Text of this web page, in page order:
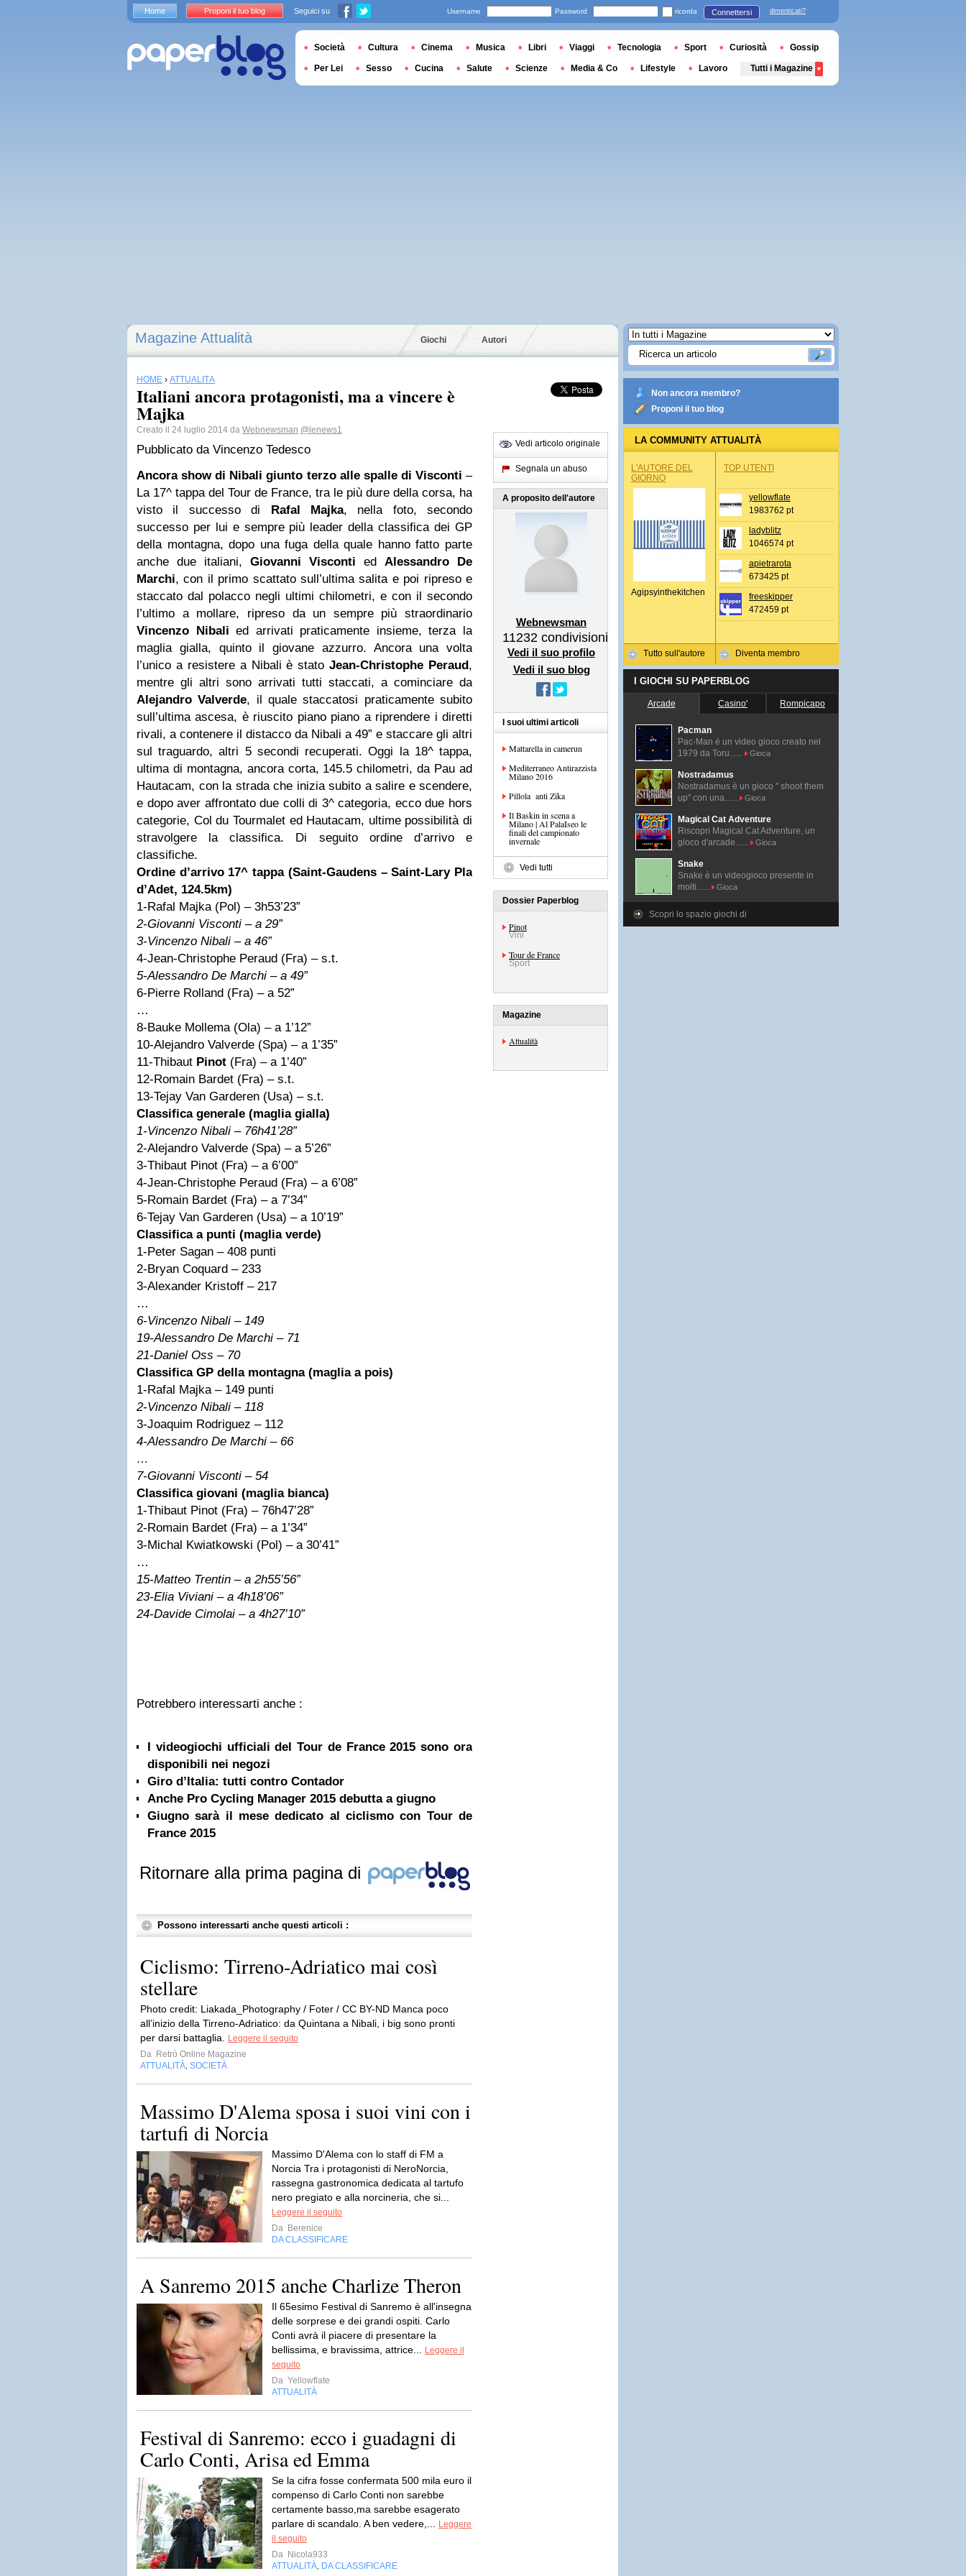
Magazine Attualità Giochi Autori
HOME › ATTUALITÀ
Italiani ancora protagonisti, ma a vincere è
Majka
Creato il 24 luglio 2014 da Webnewsman @lenews1
Pubblicato da Vincenzo Tedesco
Ancora show di Nibali giunto terzo alle spalle di Visconti –
La 17^ tappa del Tour de France, tra le più dure della corsa, ha
visto il successo di Rafal Majka, nella foto, secondo
successo per lui e sempre più leader della classifica dei GP
della montagna, dopo una fuga della quale hanno fatto parte
anche due italiani, Giovanni Visconti ed Alessandro De
Marchi, con il primo scattato sull’ultima salita e poi ripreso e
staccato dal polacco negli ultimi chilometri, e con il secondo
l’ultimo a mollare, ripreso da un sempre più straordinario
Vincenzo Nibali ed arrivati praticamente insieme, terza la
maglia gialla, quinto il giovane azzurro. Ancora una volta
l’unico a resistere a Nibali è statoJean-Christophe Peraud,
mentre gli altri sono arrivati tutti staccati, a cominciare da
Alejandro Valverde, il quale staccatosi praticamente subito
sull’ultima ascesa, è riuscito piano piano a riprendere i diretti
rivali, a contenere il distacco da Nibali a 49” e staccare gli altri
sul traguardo, altri 5 secondi recuperati. Oggi la 18^ tappa,
ultima di montagna, ancora corta, 145.5 chilometri, da Pau ad
Hautacam, con la strada che inizia subito a salire e scendere,
e dopo aver affrontato due colli di 3^ categoria, ecco due hors
categorie, Col du Tourmalet ed Hautacam, ultime possibilità di
stravolgere la classifica. Di seguito ordine d’arrivo e
classifiche.
Ordine d’arrivo 17^ tappa (Saint-Gaudens – Saint-Lary Pla
d’Adet, 124.5km)
1-Rafal Majka (Pol) – 3h53’23”
2-Giovanni Visconti – a 29”
3-Vincenzo Nibali – a 46”
4-Jean-Christophe Peraud (Fra) – s.t.
5-Alessandro De Marchi – a 49”
6-Pierre Rolland (Fra) – a 52”
…
8-Bauke Mollema (Ola) – a 1’12”
10-Alejandro Valverde (Spa) – a 1’35”
11-Thibaut Pinot (Fra) – a 1’40”
12-Romain Bardet (Fra) – s.t.
13-Tejay Van Garderen (Usa) – s.t.
Classifica generale (maglia gialla)
1-Vincenzo Nibali – 76h41’28”
2-Alejandro Valverde (Spa) – a 5’26”
3-Thibaut Pinot (Fra) – a 6’00”
4-Jean-Christophe Peraud (Fra) – a 6’08”
5-Romain Bardet (Fra) – a 7’34”
6-Tejay Van Garderen (Usa) – a 10’19”
Classifica a punti (maglia verde)
1-Peter Sagan – 408 punti
2-Bryan Coquard – 233
3-Alexander Kristoff – 217
…
6-Vincenzo Nibali – 149
19-Alessandro De Marchi – 71
21-Daniel Oss – 70
Classifica GP della montagna (maglia a pois)
1-Rafal Majka – 149 punti
2-Vincenzo Nibali – 118
3-Joaquim Rodriguez – 112
4-Alessandro De Marchi – 66
…
7-Giovanni Visconti – 54
Classifica giovani (maglia bianca)
1-Thibaut Pinot (Fra) – 76h47’28”
2-Romain Bardet (Fra) – a 1’34”
3-Michal Kwiatkowski (Pol) – a 30’41”
…
15-Matteo Trentin – a 2h55’56”
23-Elia Viviani – a 4h18’06”
24-Davide Cimolai – a 4h27’10”
Potrebbero interessarti anche :
I videogiochi ufficiali del Tour de France 2015 sono ora
disponibili nei negozi
Giro d’Italia: tutti contro Contador
Anche Pro Cycling Manager 2015 debutta a giugno
Giugno sarà il mese dedicato al ciclismo con Tour de
France 2015
Ritornare alla prima pagina di
Possono interessarti anche questi articoli :
Ciclismo: Tirreno-Adriatico mai così
stellare
Photo credit: Liakada_Photography / Foter / CC BY-ND Manca poco
all’inizio della Tirreno-Adriatico: da Quintana a Nibali, i big sono pronti
per darsi battaglia.
Leggere il seguito
Da Retrò Online Magazine
ATTUALITÀ SOCIETÀ
Massimo D'Alema sposa i suoi vini con i
tartufi di Norcia
Massimo D'Alema con lo staff di FM a
Norcia Tra i protagonisti di NeroNorcia,
rassegna gastronomica dedicata al tartufo
nero pregiato e alla norcineria, che si...
Leggere il seguito
Da Berenice
DA CLASSIFICARE
A Sanremo 2015 anche Charlize Theron
Il 65esimo Festival di Sanremo è all'insegna
delle sorprese e dei grandi ospiti. Carlo
Conti avrà il piacere di presentare la
bellissima, e bravissima, attrice...
Leggere il
seguito
Da Yellowflate
ATTUALITÀ
Festival di Sanremo: ecco i guadagni di
Carlo Conti, Arisa ed Emma
Se la cifra fosse confermata 500 mila euro il
compenso di Carlo Conti non sarebbe
certamente basso,ma sarebbe esagerato
parlare di scandalo. A ben vedere,...
Leggere
il seguito
Da Nicola933
ATTUALITÀ DA CLASSIFICARE
Vedi articolo originale
Segnala un abuso
A proposito dell'autore
Webnewsman
11232 condivisioni
Vedi il suo profilo
Vedi il suo blog
I suoi ultimi articoli
Mattarella in camerun
Mediterraneo Antirazzista
Milano 2016
Pillola anti Zika
Il Baskin in scena a
Milano | Al PalaIseo le
finali del campionato
invernale
Vedi tutti
Dossier Paperblog
Pinot
Vini
Tour de France
Sport
Magazine
Attualità
Non ancora membro?
Proponi il tuo blog
LA COMMUNITY ATTUALITÀ
L'AUTORE DEL
GIORNO
Agipsyinthekitchen
Tutto sull'autore
TOP UTENTI
yellowflate
1983762 pt
ladyblitz
1046574 pt
apietrarota
673425 pt
freeskipper
472459 pt
Diventa membro
I GIOCHI SU PAPERBLOG
Arcade Casino' Rompicapo
Pacman
Pac-Man é un video gioco creato nel
1979 da Toru......
Gioca
Nostradamus
Nostradamus è un gioco " shoot them
up" con una......
Gioca
Magical Cat Adventure
Riscopri Magical Cat Adventure, un
gioco d'arcade......
Gioca
Snake
Snake è un videogioco presente in
molti......
Gioca
Scopri lo spazio giochi di
Home Proponi il tuo blog Seguici su Username Password ricorda Connettersi dimenticati?
Società Cultura Cinema Musica Libri Viaggi Tecnologia Sport Curiosità Gossip
Per Lei Sesso Cucina Salute Scienze Media & Co Lifestyle Lavoro Tutti i Magazine